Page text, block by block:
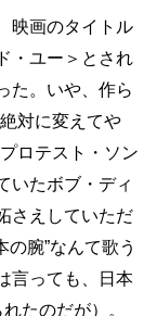
映画のタイトル
・ユー＞とされ
た。いや、作ら
対に変えてや
ロテスト・ソン
いたボブ・ディ
さえしていただ
腕”なんて歌う
言っても、日本
たのだが）。